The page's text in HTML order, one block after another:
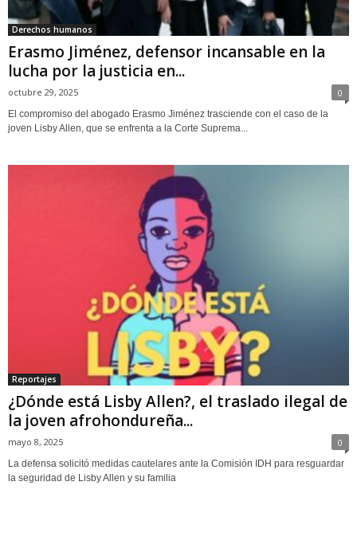
Derechos humanos
Erasmo Jiménez, defensor incansable en la
lucha por la justicia en...
octubre 29, 2025 0
El compromiso del abogado Erasmo Jiménez trasciende con el caso de la
joven Lisby Allen, que se enfrenta a la Corte Suprema...
Reportajes
¿Dónde está Lisby Allen?, el traslado ilegal de
la joven afrohondureña...
mayo 8, 2025 0
La defensa solicitó medidas cautelares ante la Comisión IDH para resguardar
la seguridad de Lisby Allen y su familia